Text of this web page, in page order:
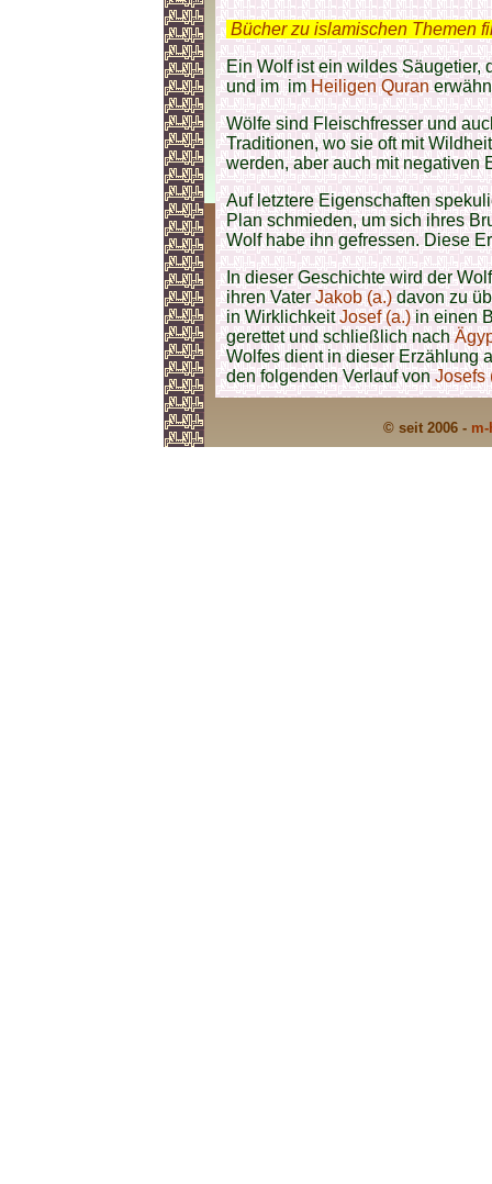
Bücher zu islamischen Themen
Ein Wolf ist ein wildes Säugetier,
und im imHeiligen Quran
Wölfe sind Fleischfresser und
Traditionen, wo sie oft mit
werden, aber auch mit negativen
Auf letztere Eigenschaften
Plan schmieden, um sich ihres
Wolf habe ihn gefressen. Diese
In dieser Geschichte wird der
ihren VaterJakob (a.)davon zu
in WirklichkeitJosef (a.)in einen
gerettet und schließlich nach
Wolfes dient in dieser Erzählung
den folgenden Verlauf vonJosefs
© seit 2006 -